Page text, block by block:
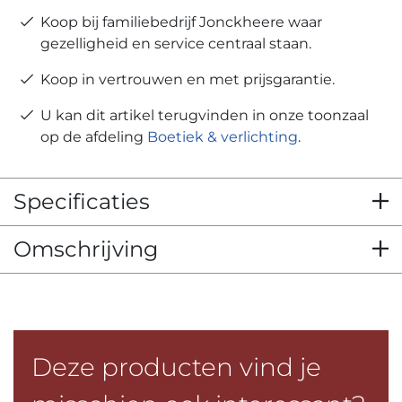
Koop bij familiebedrijf Jonckheere waar
gezelligheid en service centraal staan.
Koop in vertrouwen en met prijsgarantie.
U kan dit artikel terugvinden in onze toonzaal
op de afdeling Boetiek & verlichting.
Specificaties
Omschrijving
Deze producten vind je